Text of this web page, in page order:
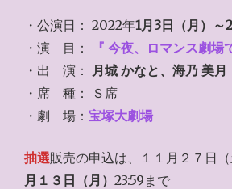
・公演日： 2022年1月3日（月）～
・演 目：
『 今夜、ロマンス劇場
・出 演： 月城 かなと、海乃 美月
・席 種： Ｓ席
・劇 場： 宝塚大劇場
抽選販売の申込は、１１月２７日
月１３日（月） 23:59まで